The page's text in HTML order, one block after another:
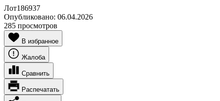
Лот186937
Опубликовано: 06.04.2026
285 просмотров
В избранное
Жалоба
Сравнить
Распечатать